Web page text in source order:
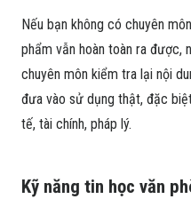
Nếu bạn không có chuyên
phẩm vẫn hoàn toàn ra được,
chuyên môn kiểm tra lại nội
đưa vào sử dụng thật, đặc
tế, tài chính, pháp lý.
Kỹ năng tin học văn